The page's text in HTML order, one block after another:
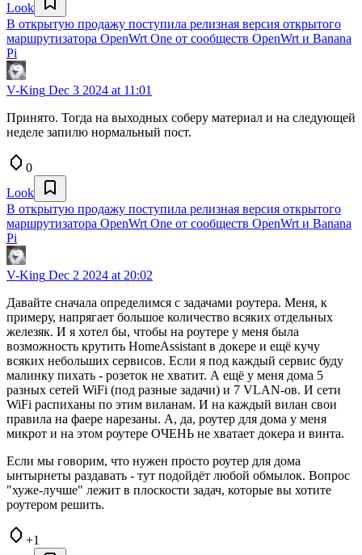
Look
В открытую продажу поступила релизная версия открытого
маршрутизатора OpenWrt One от сообществ OpenWrt и Banana
Pi
V-King Dec 3 2024 at 11:01
Принято. Тогда на выходных соберу материал и на следующей
неделе запилю нормальный пост.
0
Look
В открытую продажу поступила релизная версия открытого
маршрутизатора OpenWrt One от сообществ OpenWrt и Banana
Pi
V-King Dec 2 2024 at 20:02
Давайте сначала определимся с задачами роутера. Меня, к
примеру, напрягает большое количество всяких отдельных
железяк. И я хотел бы, чтобы на роутере у меня была
возможность крутить HomeAssistant в докере и ещё кучу
всяких небольших сервисов. Если я под каждый сервис буду
малинку пихать - розеток не хватит. А ещё у меня дома 5
разных сетей WiFi (под разные задачи) и 7 VLAN-ов. И сети
WiFi распиханы по этим виланам. И на каждый вилан свои
правила на фаере нарезаны. А, да, роутер для дома у меня
микрот и на этом роутере ОЧЕНЬ не хватает докера и винта.
Если мы говорим, что нужен просто роутер для дома
ынтырнеты раздавать - тут подойдёт любой обмылок. Вопрос
"хуже-лучше" лежит в плоскости задач, которые вы хотите
роутером решить.
+1